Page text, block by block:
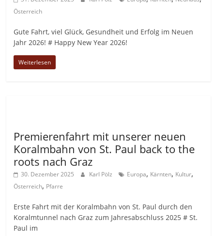
Österreich
Gute Fahrt, viel Glück, Gesundheit und Erfolg im Neuen
Jahr 2026! # Happy New Year 2026!
Weiterlesen
Premierenfahrt mit unserer neuen
Koralmbahn von St. Paul back to the
roots nach Graz
30. Dezember 2025 Karl Pölz Europa, Kärnten, Kultur,
Österreich, Pfarre
Erste Fahrt mit der Koralmbahn von St. Paul durch den
Koralmtunnel nach Graz zum Jahresabschluss 2025 # St.
Paul im